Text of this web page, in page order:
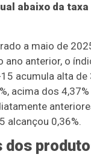
abaixo da taxa
a maio de
ano anterior, o
acumula alta de
acima dos
alcançou 0,36%.
dos